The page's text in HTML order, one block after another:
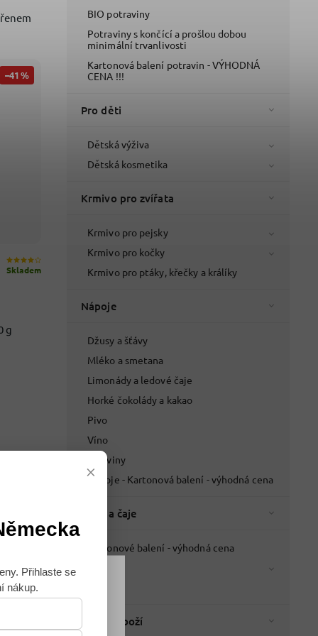
Souhlasím
BIO potraviny
Potraviny s končící a prošlou dobou
minimální trvanlivosti
Kartonová balení potravin - VÝHODNÁ
CENA !!!
Pro děti
Dětská výživa
Dětská kosmetika
Krmivo pro zvířata
Krmivo pro pejsky
Krmivo pro kočky
Krmivo pro ptáky, křečky a králíky
Nápoje
Džusy a šťávy
Mléko a smetana
Limonády a ledové čaje
Horké čokolády a kakao
Pivo
Víno
Lihoviny
Nápoje - Kartonová balení - výhodná cena
Káva a čaje
Kartonové balení - výhodná cena
Italské zboží
–41 %
g
Skladem
×
Přihlaste se
nákup.